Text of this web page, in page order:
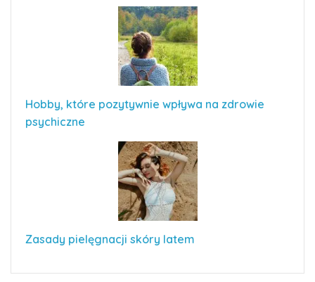
Hobby, które pozytywnie wpływa na zdrowie
psychiczne
Zasady pielęgnacji skóry latem